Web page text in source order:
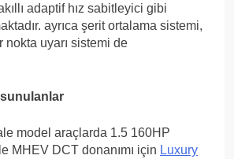
adaptif hız sabitleyici gibi
ayrıca şerit ortalama sistemi,
nokta uyarı sistemi de
model araçlarda 1.5 160HP
MHEV DCT donanımı için Luxury